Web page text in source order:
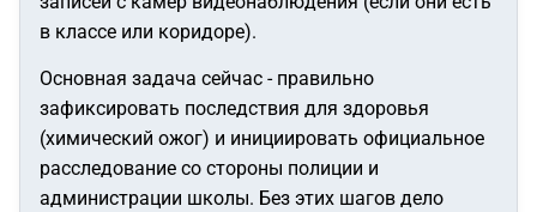
в классе или коридоре).
Основная задача сейчас - правильно
зафиксировать последствия для здоровья
(химический ожог) и инициировать официальное
расследование со стороны полиции и
администрации школы. Без этих шагов дело